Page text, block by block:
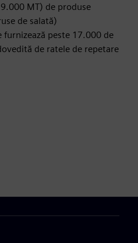
MT) de produse
de salată)
peste 17.000 de
de ratele de repetare